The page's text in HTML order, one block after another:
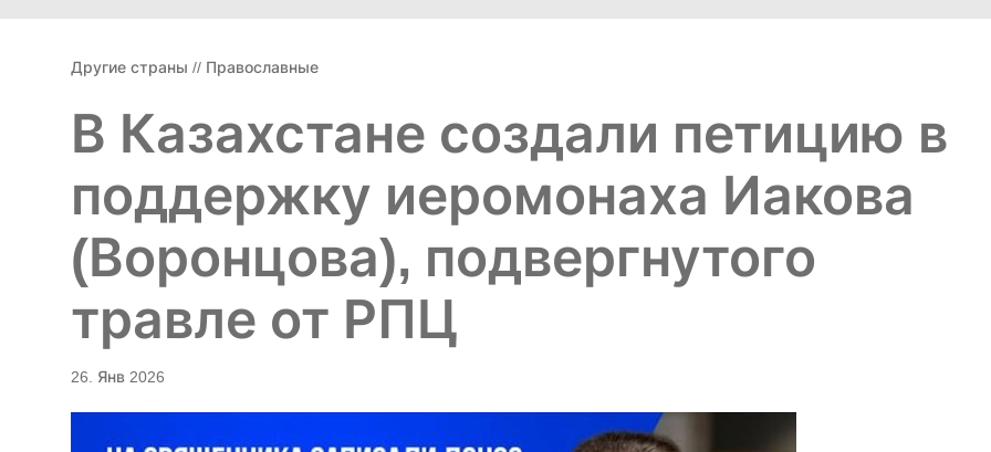
Другие страны // Православные
В Казахстане создали петицию в
поддержку иеромонаха Иакова
(Воронцова), подвергнутого
травле от РПЦ
26. Янв 2026